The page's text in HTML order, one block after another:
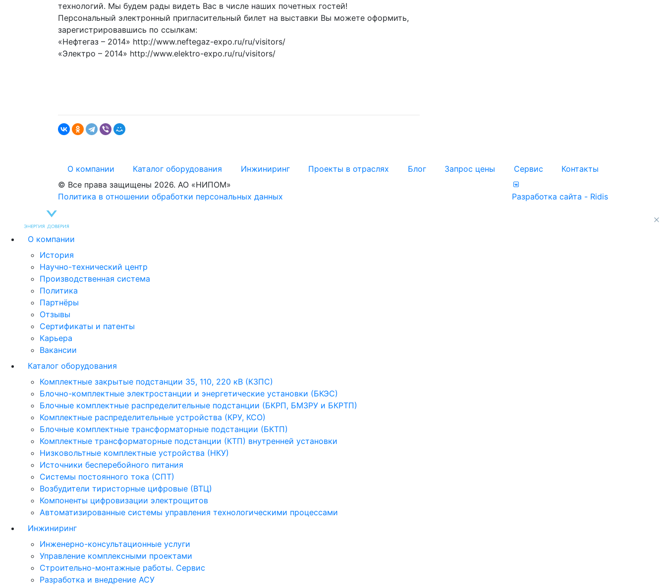
технологий. Мы будем рады видеть Вас в числе наших почетных гостей!
Персональный электронный пригласительный билет на выставки Вы можете оформить,
зарегистрировавшись по ссылкам:
«Нефтегаз – 2014» http://www.neftegaz-expo.ru/ru/visitors/
«Электро – 2014» http://www.elektro-expo.ru/ru/visitors/
О компании Каталог оборудования Инжиниринг Проекты в отраслях Блог Запрос цены Сервис
Контакты
© Все права защищены 2026. АО «НИПОМ»
Политика в отношении обработки персональных данных
Разработка сайта - Ridis
О компании
История
Научно-технический центр
Производственная система
Политика
Партнёры
Отзывы
Сертификаты и патенты
Карьера
Вакансии
Каталог оборудования
Комплектные закрытые подстанции 35, 110, 220 кВ (КЗПС)
Блочно-комплектные электростанции и энергетические установки (БКЭС)
Блочные комплектные распределительные подстанции (БКРП, БМЗРУ и БКРТП)
Комплектные распределительные устройства (КРУ, КСО)
Блочные комплектные трансформаторные подстанции (БКТП)
Комплектные трансформаторные подстанции (КТП) внутренней установки
Низковольтные комплектные устройства (НКУ)
Источники бесперебойного питания
Системы постоянного тока (СПТ)
Возбудители тиристорные цифровые (ВТЦ)
Компоненты цифровизации электрощитов
Автоматизированные системы управления технологическими процессами
Инжиниринг
Инженерно-консультационные услуги
Управление комплексными проектами
Строительно-монтажные работы. Сервис
Разработка и внедрение АСУ